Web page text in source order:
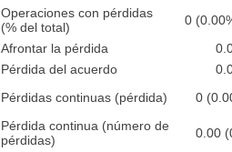
Operaciones con pérdidas
(% del total)
0
Afrontar la pérdida
Pérdida del acuerdo
Pérdidas continuas (pérdida) 0
Pérdida continua (número de
pérdidas)
0.00